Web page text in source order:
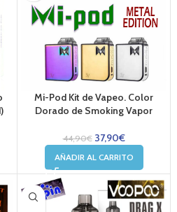
Mi-Pod Kit de Vapeo. Color
Dorado de Smoking Vapor
44,90€ 37,90€
AÑADIR AL CARRITO